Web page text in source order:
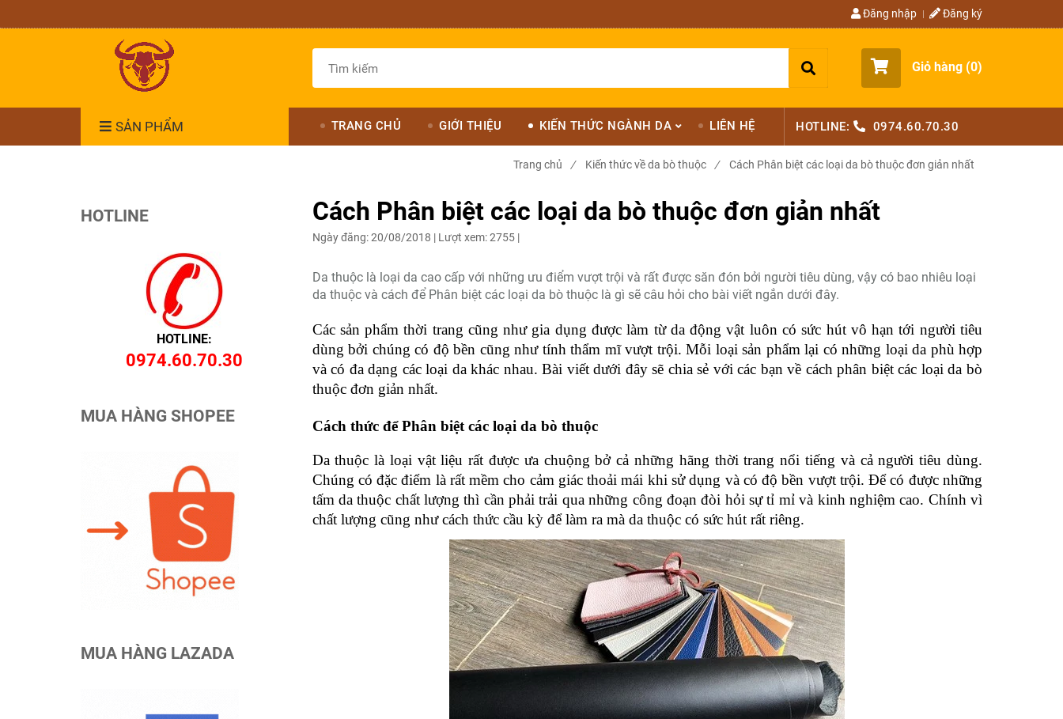
Đăng nhập Đăng ký
Giỏ hàng (0)
SẢN PHẨM TRANG CHỦ GIỚI THIỆU KIẾN THỨC NGÀNH DA LIÊN HỆ HOTLINE: 0974.60.70.30
Trang chủ / Kiến thức về da bò thuộc / Cách Phân biệt các loại da bò thuộc đơn giản nhất
Cách Phân biệt các loại da bò thuộc đơn giản nhất
Ngày đăng:20/08/2018 | Lượt xem:2755 |
Da thuộc là loại da cao cấp với những ưu điểm vượt trội và rất được săn đón bởi người tiêu dùng, vậy có bao nhiêu loại
da thuộc và cách để Phân biệt các loại da bò thuộc là gì sẽ câu hỏi cho bài viết ngắn dưới đây.
Các sản phẩm thời trang cũng như gia dụng được làm từ da động vật luôn có sức hút vô hạn tới người tiêu
dùng bởi chúng có độ bền cũng như tính thẩm mĩ vượt trội. Mỗi loại sản phẩm lại có những loại da phù hợp
và có đa dạng các loại da khác nhau. Bài viết dưới đây sẽ chia sẻ với các bạn về cách phân biệt các loại da bò
thuộc đơn giản nhất.
Cách thức để Phân biệt các loại da bò thuộc
Da thuộc là loại vật liệu rất được ưa chuộng bở cả những hãng thời trang nổi tiếng và cả người tiêu dùng.
Chúng có đặc điểm là rất mềm cho cảm giác thoải mái khi sử dụng và có độ bền vượt trội. Để có được những
tấm da thuộc chất lượng thì cần phải trải qua những công đoạn đòi hỏi sự tỉ mỉ và kinh nghiệm cao. Chính vì
chất lượng cũng như cách thức cầu kỳ để làm ra mà da thuộc có sức hút rất riêng.
HOTLINE
HOTLINE:
0974.60.70.30
MUA HÀNG SHOPEE
MUA HÀNG LAZADA